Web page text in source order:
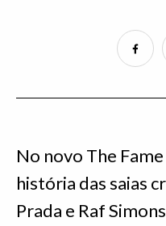
No novo The
história das saias
Prada e Raf